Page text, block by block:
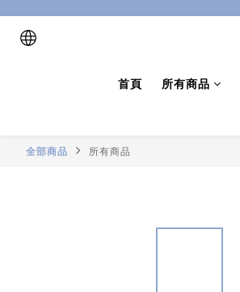
首頁 所有商品
全部商品 所有商品